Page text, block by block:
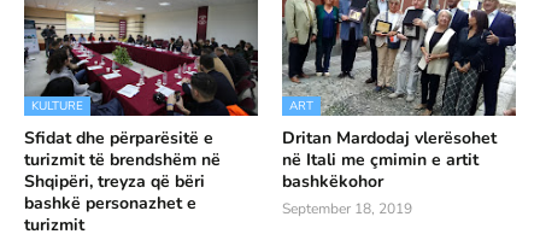
KULTURE
Sfidat dhe përparësitë e
turizmit të brendshëm në
Shqipëri, treyza që bëri
bashkë personazhet e
turizmit
ART
Dritan Mardodaj vlerësohet
në Itali me çmimin e artit
bashkëkohor
September 18, 2019